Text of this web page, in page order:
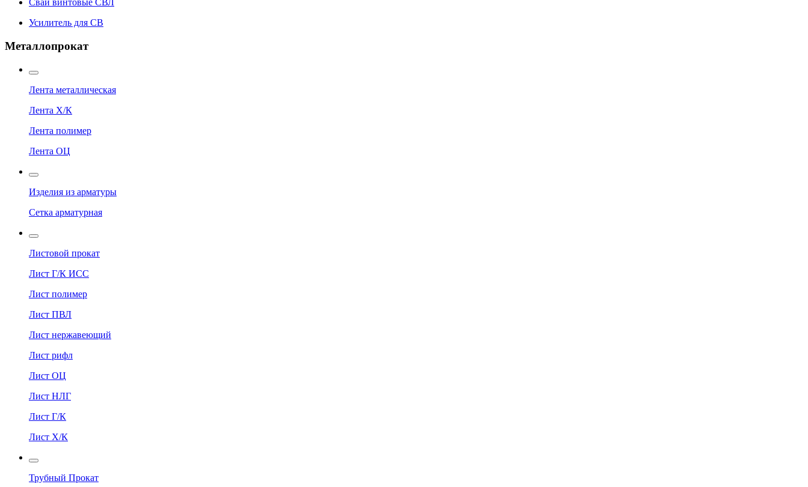
Сваи винтовые СВЛ
Усилитель для СВ
Металлопрокат
Лента металлическая
Лента Х/К
Лента полимер
Лента ОЦ
Изделия из арматуры
Сетка арматурная
Листовой прокат
Лист Г/К ИСС
Лист полимер
Лист ПВЛ
Лист нержавеющий
Лист рифл
Лист ОЦ
Лист НЛГ
Лист Г/К
Лист Х/К
Трубный Прокат